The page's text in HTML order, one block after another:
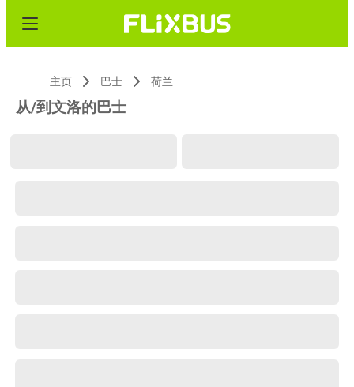
主页 巴士 荷兰
从/到文洛的巴士